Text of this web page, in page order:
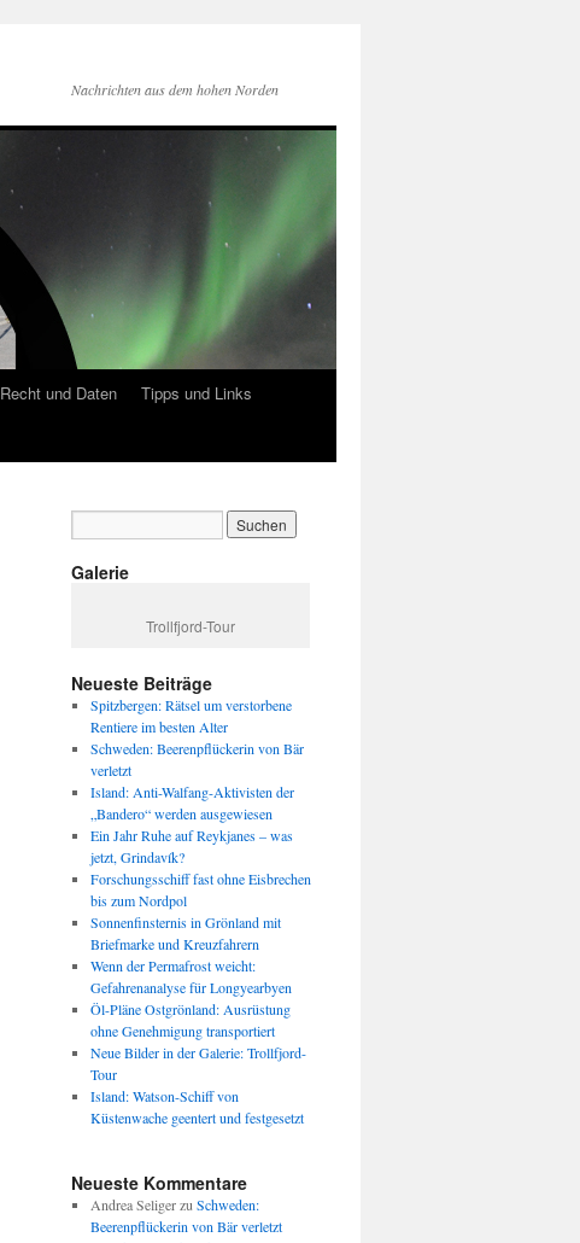
Nachrichten aus dem hohen Norden
Recht und Daten
Tipps und Links
Galerie
Trollfjord-Tour
Neueste Beiträge
Spitzbergen: Rätsel um verstorbene
Rentiere im besten Alter
Schweden: Beerenpflückerin von Bär
verletzt
Island: Anti-Walfang-Aktivisten der
„Bandero“ werden ausgewiesen
Ein Jahr Ruhe auf Reykjanes – was
jetzt, Grindavík?
Forschungsschiff fast ohne Eisbrechen
bis zum Nordpol
Sonnenfinsternis in Grönland mit
Briefmarke und Kreuzfahrern
Wenn der Permafrost weicht:
Gefahrenanalyse für Longyearbyen
Öl-Pläne Ostgrönland: Ausrüstung
ohne Genehmigung transportiert
Neue Bilder in der Galerie: Trollfjord-
Tour
Island: Watson-Schiff von
Küstenwache geentert und festgesetzt
Neueste Kommentare
Andrea Seligerzu Schweden:
Beerenpflückerin von Bär verletzt